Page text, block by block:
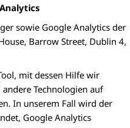
sowie Google Analytics der
Barrow Street, Dublin 4,
mit dessen Hilfe wir
Technologien auf
In unserem Fall wird der
Google Analytics